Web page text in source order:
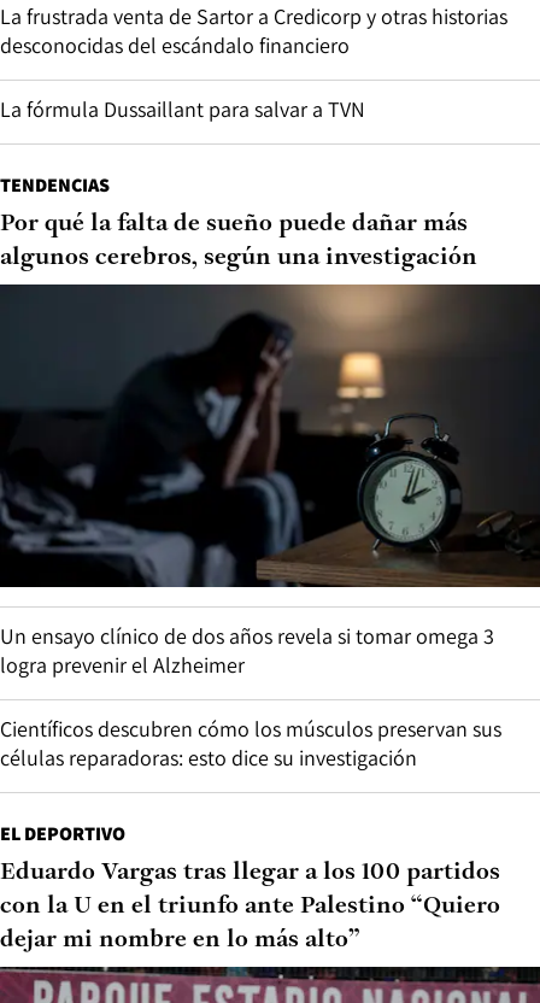
La frustrada venta de Sartor a Credicorp y otras historias
desconocidas del escándalo financiero
La fórmula Dussaillant para salvar a TVN
TENDENCIAS
Por qué la falta de sueño puede dañar más
algunos cerebros, según una investigación
Un ensayo clínico de dos años revela si tomar omega 3
logra prevenir el Alzheimer
Científicos descubren cómo los músculos preservan sus
células reparadoras: esto dice su investigación
EL DEPORTIVO
Eduardo Vargas tras llegar a los 100 partidos
con la U en el triunfo ante Palestino “Quiero
dejar mi nombre en lo más alto”